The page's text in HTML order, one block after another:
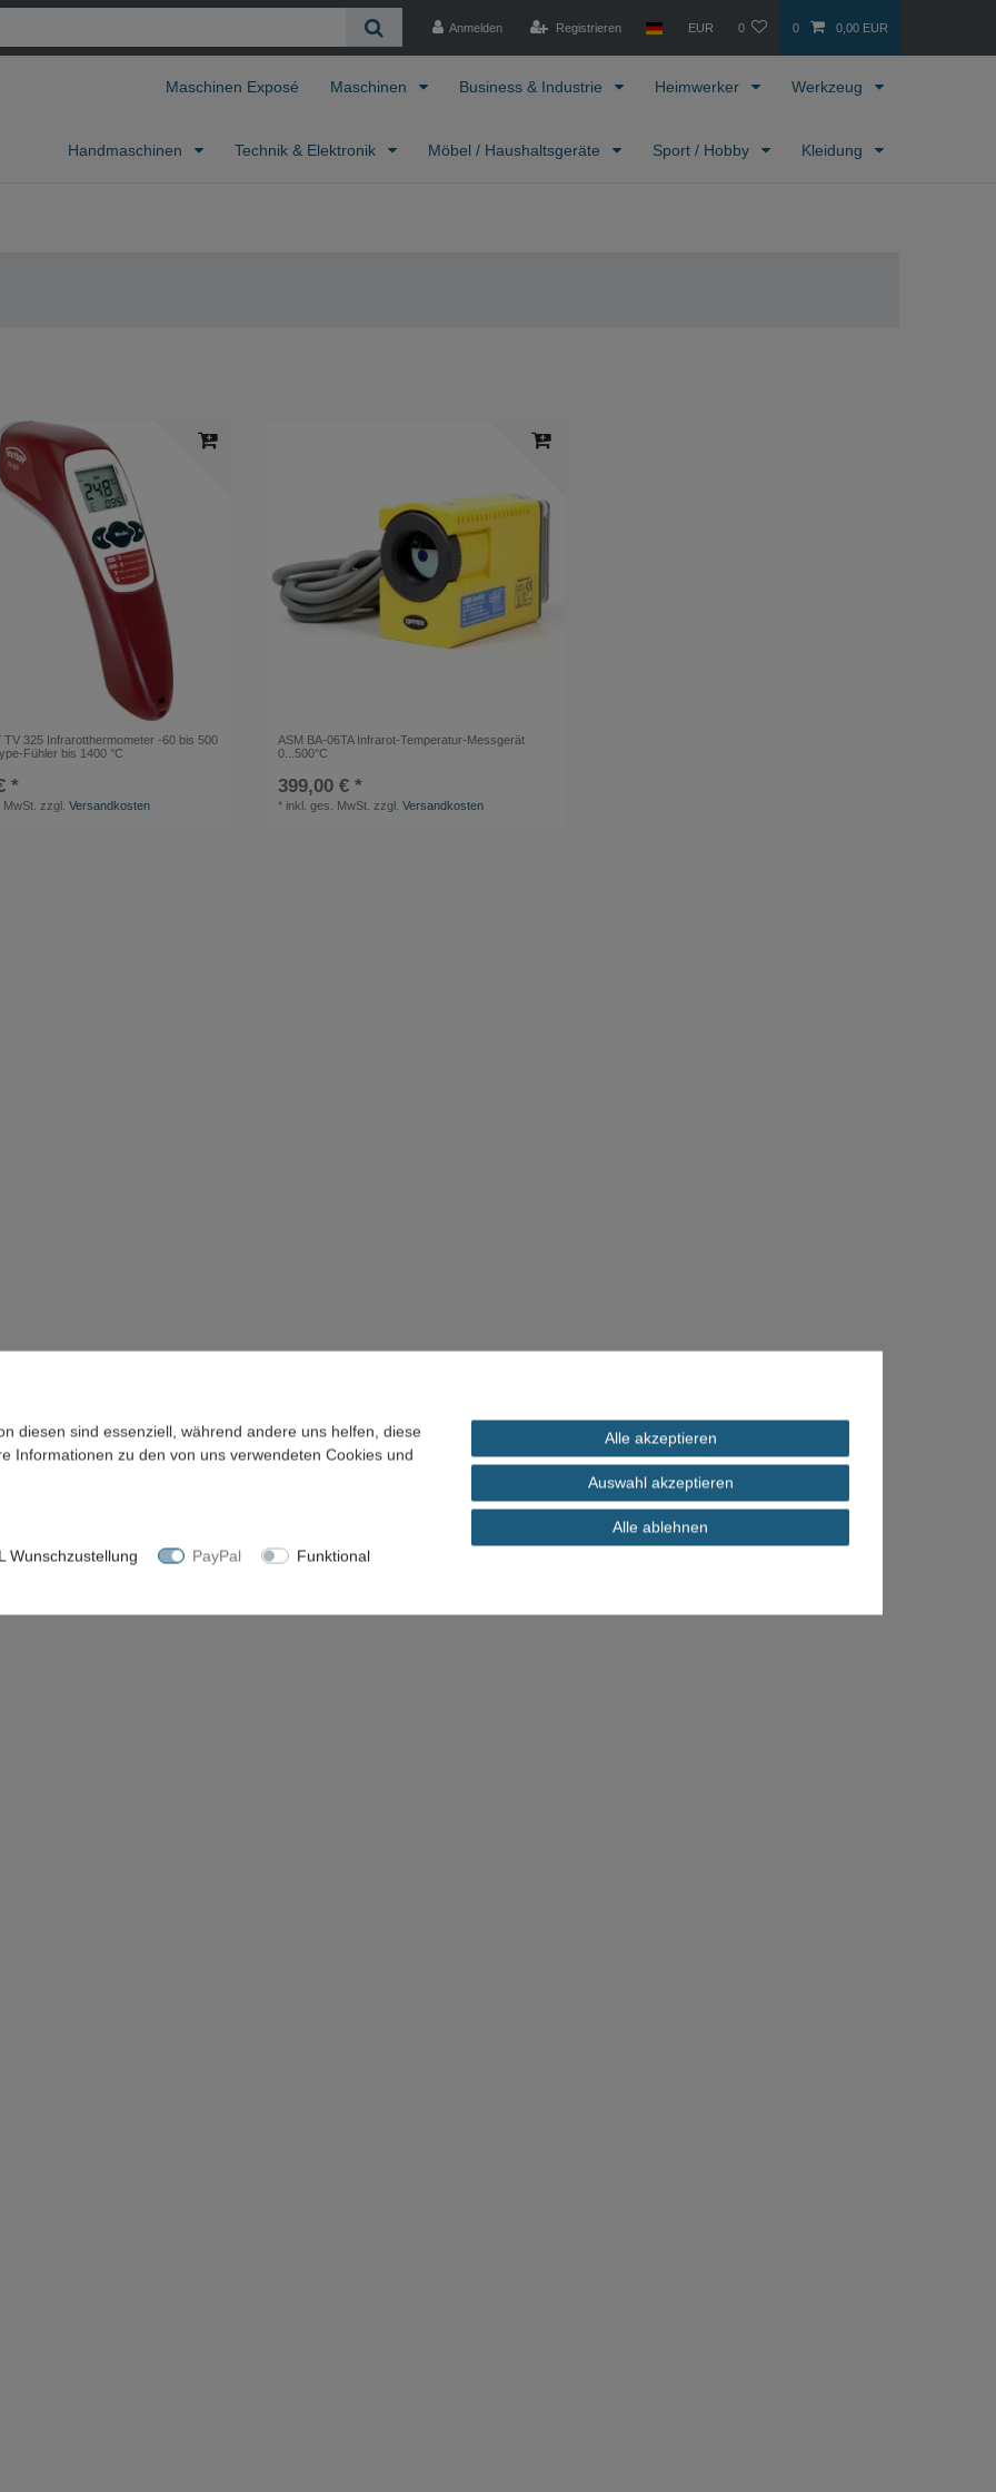
Anmelden Registrieren EUR 0 0 0,00 EUR
Maschinen Exposé Maschinen Business & Industrie Heimwerker Werkzeug
Handmaschinen Technik & Elektronik Möbel / Haushaltsgeräte Sport / Hobby Kleidung
TV 325 Infrarotthermometer -60 bis 500
Fühler bis 1400 °C
*
zzgl.Versandkosten
ASM BA-06TA Infrarot-Temperatur-Messgerät
0...500°C
399,00 € *
* inkl. ges. MwSt. zzgl.Versandkosten
diesen sind essenziell, während andere uns helfen, diese
Informationen zu den von uns verwendeten Cookies und
Wunschzustellung PayPal
Funktional
Alle akzeptieren
Auswahl akzeptieren
Alle ablehnen